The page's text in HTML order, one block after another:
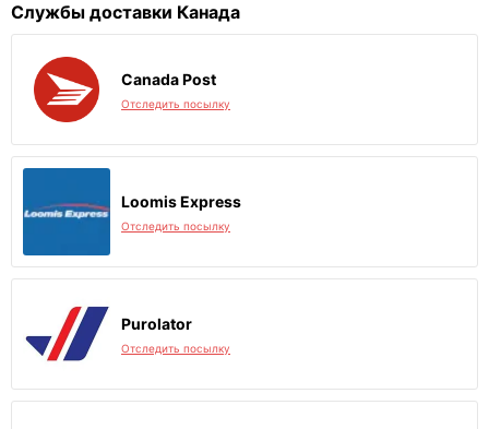
Службы доставки Канада
Canada Post
Отследить посылку
Loomis Express
Отследить посылку
Purolator
Отследить посылку